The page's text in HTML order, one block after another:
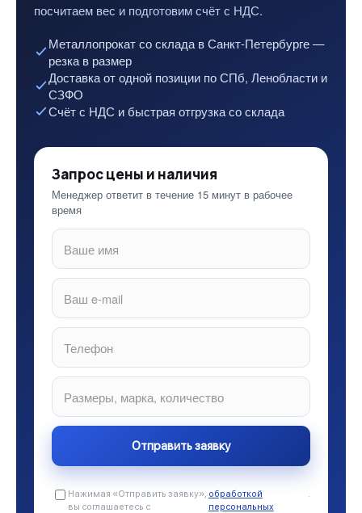
посчитаем вес и подготовим счёт с НДС.
Металлопрокат со склада в Санкт-Петербурге —
резка в размер
Доставка от одной позиции по СПб, Ленобласти и
СЗФО
Счёт с НДС и быстрая отгрузка со склада
Запрос цены и наличия
Менеджер ответит в течение 15 минут в рабочее
время
Нажимая «Отправить заявку»,
вы соглашаетесь с
обработкой
персональных
.